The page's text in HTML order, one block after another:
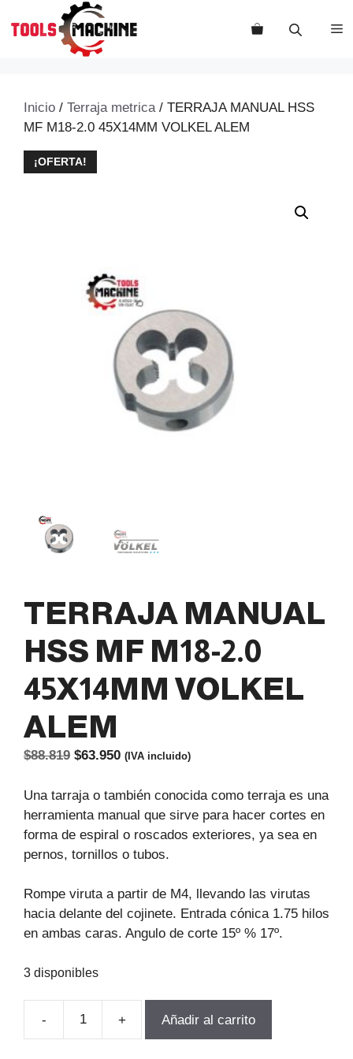
Inicio / Terraja metrica/ TERRAJA MANUAL HSS
MF M18-2.0 45X14MM VOLKEL ALEM
¡OFERTA!
TERRAJA MANUAL
HSS MF M18-2.0
45X14MM VOLKEL
ALEM
$88.819 El
original
era:
$88.819.
$63.950El
actual
es:
$63.950.
(IVA incluido)
Una tarraja o también conocida como terraja es una
herramienta manual que sirve para hacer cortes en
forma de espiral o roscados exteriores, ya sea en
pernos, tornillos o tubos.
Rompe viruta a partir de M4, llevando las virutas
hacia delante del cojinete. Entrada cónica 1.75 hilos
en ambas caras. Angulo de corte 15º % 17º.
3 disponibles
-
TERRAJA
+ Añadir al carrito